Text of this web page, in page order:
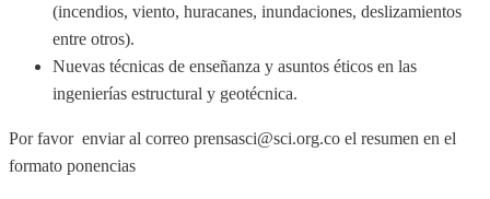
(incendios, viento, huracanes, inundaciones, deslizamientos
entre otros).
Nuevas técnicas de enseñanza y asuntos éticos en las
ingenierías estructural y geotécnica.
Por favor enviar al correo prensasci@sci.org.co el resumen en el
formato ponencias